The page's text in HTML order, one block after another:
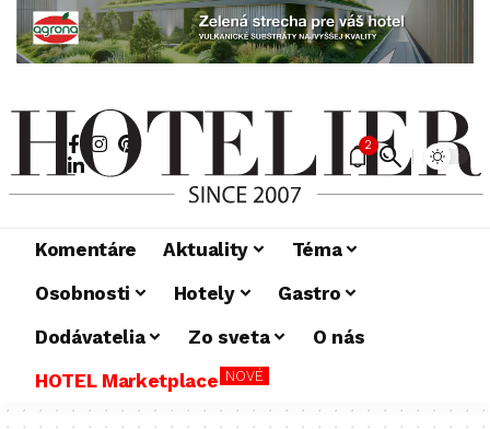
2
Komentáre Aktuality
Téma
Osobnosti
Hotely
Gastro
Dodávatelia
Zo sveta
O nás
HOTEL Marketplace NOVÉ